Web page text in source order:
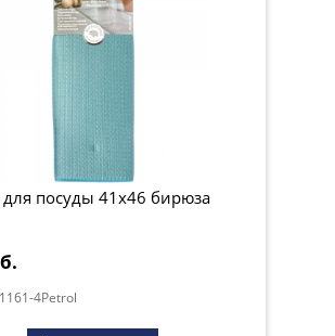
посуды 41х46 бирюза
4Petrol